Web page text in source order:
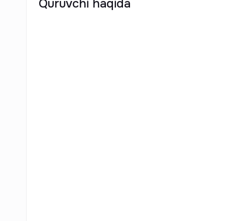
Quruvchi haqida